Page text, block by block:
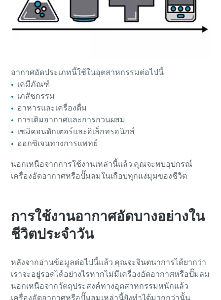
อากาศอัดประเภทนี้ใช้ในอุตสาหกรรมต่อไปนี้
เคมีภัณฑ์
เภสัชกรรม
อาหารและเครื่องดื่ม
การเติมอากาศและการกวนผสม
เซมิคอนดักเตอร์และอิเล็กทรอนิกส์
ออกซิเจนทางการแพทย์
นอกเหนือจากการใช้งานเหล่านี้แล้ว คุณจะพบอุปกรณ์
เครื่องอัดอากาศหรือปั๊มลมในเกือบทุกแง่มุมของชีวิต
การใช้งานอากาศอัดบางอย่างใน
ชีวิตประจําวัน
หลังจากอ่านข้อมูลต่อไปนี้แล้ว คุณจะจินตนาการได้ยากว่า
เราจะอยู่รอดได้อย่างไรหากไม่มีเครื่องอัดอากาศหรือปั๊มลม
นอกเหนือจากวัตถุประสงค์ทางอุตสาหกรรมหนักแล้ว
เครื่องอัดอากาศหรือปั๊มลมเหล่านี้ยังทําได้มากกว่านั้น